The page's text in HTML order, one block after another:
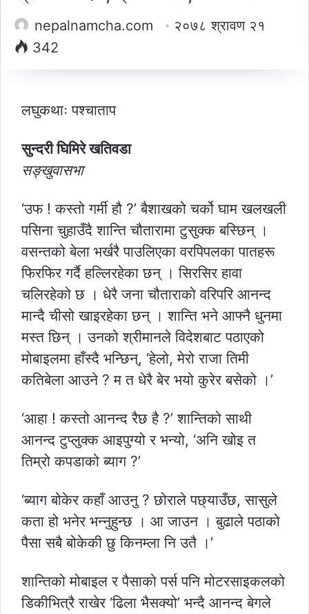
nepalnamcha.com
२०७८ श्रावण २१
342
लघुकथाः पश्चाताप
सुन्दरी घिमिरे खतिवडा
सङ्खुवासभा
‘उफ ! कस्तो गर्मी हौ ?’ बैशाखको चर्को घाम खलखली
पसिना चुहाउँदै शान्ति चौतारामा टुसुक्क बस्छिन् ।
वसन्तको बेला भर्खरै पाउलिएका वरपिपलका पातहरू
फिरफिर गर्दै हल्लिरहेका छन् । सिरसिर हावा
चलिरहेको छ । धेरै जना चौताराको वरिपरि आनन्द
मान्दै चीसो खाइरहेका छन् । शान्ति भने आफ्नै धुनमा
मस्त छिन् । उनको श्रीमानले विदेशबाट पठाएको
मोबाइलमा हाँस्दै भन्छिन्, ‘हेलो, मेरो राजा तिमी
कतिबेला आउने ? म त धेरै बेर भयो कुरेर बसेको ।’
‘आहा ! कस्तो आनन्द रैछ है ?’ शान्तिको साथी
आनन्द टुप्लुक्क आइपुग्यो र भन्यो, ‘अनि खोइ त
तिम्रो कपडाको ब्याग ?’
‘ब्याग बोकेर कहाँ आउनु ? छोराले पछ्याउँछ, सासुले
कता हो भनेर भन्नुहुन्छ । आ जाउन । बुढाले पठाको
पैसा सबै बोकेकी छु किनम्ला नि उतै ।’
शान्तिको मोबाइल र पैसाको पर्स पनि मोटरसाइकलको
डिकीभित्रै राखेर ‘ढिला भैसक्यो’ भन्दै आनन्द बेगले